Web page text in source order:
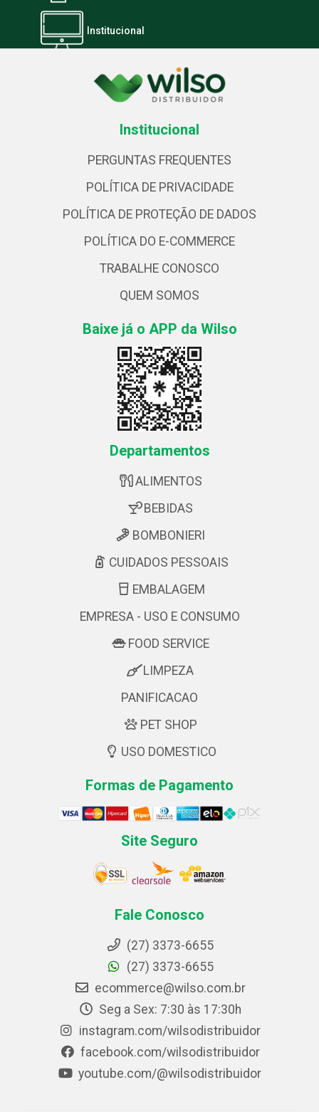
Institucional
Institucional
PERGUNTAS FREQUENTES
POLÍTICA DE PRIVACIDADE
POLÍTICA DE PROTEÇÃO DE DADOS
POLÍTICA DO E-COMMERCE
TRABALHE CONOSCO
QUEM SOMOS
Baixe já o APP da Wilso
Departamentos
ALIMENTOS
BEBIDAS
BOMBONIERI
CUIDADOS PESSOAIS
EMBALAGEM
EMPRESA - USO E CONSUMO
FOOD SERVICE
LIMPEZA
PANIFICACAO
PET SHOP
USO DOMESTICO
Formas de Pagamento
Site Seguro
Fale Conosco
(27) 3373-6655
(27) 3373-6655
ecommerce@wilso.com.br
Seg a Sex: 7:30 às 17:30h
instagram.com/wilsodistribuidor
facebook.com/wilsodistribuidor
youtube.com/@wilsodistribuidor